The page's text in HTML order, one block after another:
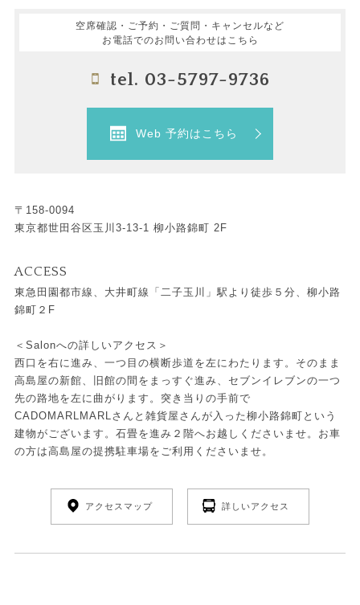
空席確認・ご予約・ご質問・キャンセルなど
お電話でのお問い合わせはこちら
tel. 03-5797-9736
Web 予約はこちら
〒158-0094
東京都世田谷区玉川3-13-1 柳小路錦町 2F
ACCESS
東急田園都市線、大井町線「二子玉川」駅より徒歩５分、柳小路
錦町２F
＜Salonへの詳しいアクセス＞
西口を右に進み、一つ目の横断歩道を左にわたります。そのまま
高島屋の新館、旧館の間をまっすぐ進み、セブンイレブンの一つ
先の路地を左に曲がります。突き当りの手前で
CADOMARLMARLさんと雑貨屋さんが入った柳小路錦町という
建物がございます。石畳を進み２階へお越しくださいませ。お車
の方は高島屋の提携駐車場をご利用くださいませ。
アクセスマップ 詳しいアクセス